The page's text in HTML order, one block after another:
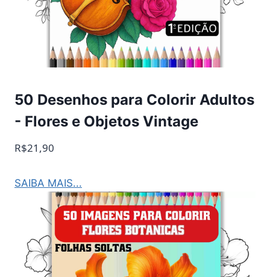
50 Desenhos para Colorir Adultos
- Flores e Objetos Vintage
R$21,90
SAIBA MAIS...